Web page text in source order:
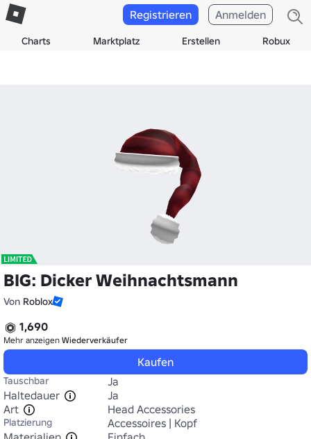
Charts Marktplatz Erstellen Robux
Registrieren Anmelden
BIG: Dicker Weihnachtsmann
Von Roblox
1,690
Mehr anzeigen Wiederverkäufer
Kaufen
Tauschbar
Ja
Haltedauer
Ja
Art
Head Accessories
Platzierung
Accessoires | Kopf